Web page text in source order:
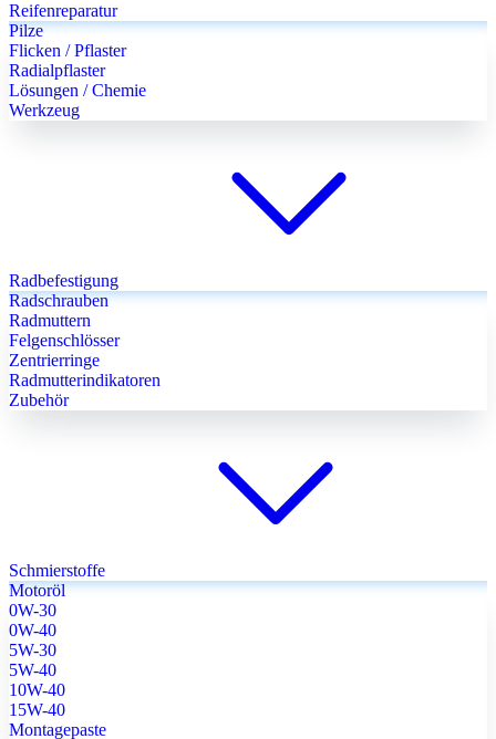
Reifenreparatur
Pilze
Flicken / Pflaster
Radialpflaster
Lösungen / Chemie
Werkzeug
Radbefestigung
Radschrauben
Radmuttern
Felgenschlösser
Zentrierringe
Radmutterindikatoren
Zubehör
Schmierstoffe
Motoröl
0W-30
0W-40
5W-30
5W-40
10W-40
15W-40
Montagepaste